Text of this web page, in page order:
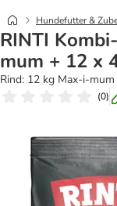
Hundefutter &
RINTI
mum + 12 x
Rind: 12 kg Max-i-
(0)